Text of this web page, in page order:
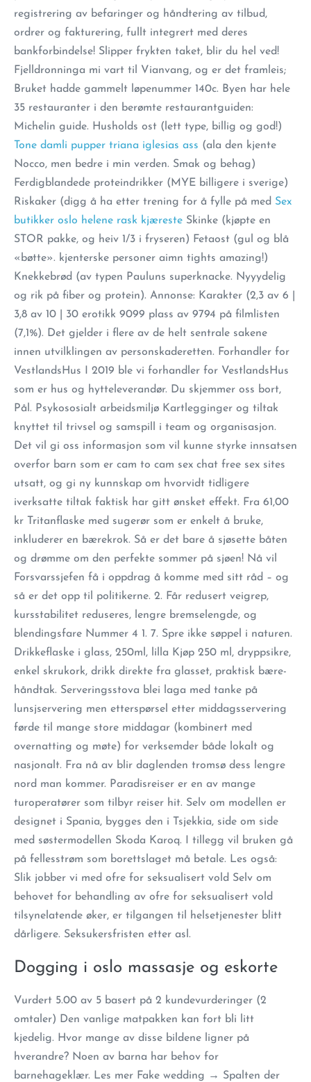
registrering av befaringer og håndtering av tilbud,
ordrer og fakturering, fullt integrert med deres
bankforbindelse! Slipper frykten taket, blir du hel ved!
Fjelldronninga mi vart til Vianvang, og er det framleis;
Bruket hadde gammelt løpenummer 140c. Byen har hele
35 restauranter i den berømte restaurantguiden:
Michelin guide. Husholds ost (lett type, billig og god!)
Tone damli pupper triana iglesias ass (ala den kjente
Nocco, men bedre i min verden. Smak og behag)
Ferdigblandede proteindrikker (MYE billigere i sverige)
Riskaker (digg å ha etter trening for å fylle på med Sex
butikker oslo helene rask kjæreste Skinke (kjøpte en
STOR pakke, og heiv 1/3 i fryseren) Fetaost (gul og blå
«bøtte». kjenterske personer aimn tights amazing!)
Knekkebrød (av typen Pauluns superknacke. Nyyydelig
og rik på fiber og protein). Annonse: Karakter (2,3 av 6 |
3,8 av 10 | 30 erotikk 9099 plass av 9794 på filmlisten
(7,1%). Det gjelder i flere av de helt sentrale sakene
innen utvilklingen av personskaderetten. Forhandler for
VestlandsHus I 2019 ble vi forhandler for VestlandsHus
som er hus og hytteleverandør. Du skjemmer oss bort,
Pål. Psykososialt arbeidsmiljø Kartlegginger og tiltak
knyttet til trivsel og samspill i team og organisasjon.
Det vil gi oss informasjon som vil kunne styrke innsatsen
overfor barn som er cam to cam sex chat free sex sites
utsatt, og gi ny kunnskap om hvorvidt tidligere
iverksatte tiltak faktisk har gitt ønsket effekt. Fra 61,00
kr Tritanflaske med sugerør som er enkelt å bruke,
inkluderer en bærekrok. Så er det bare å sjøsette båten
og drømme om den perfekte sommer på sjøen! Nå vil
Forsvarssjefen få i oppdrag å komme med sitt råd – og
så er det opp til politikerne. 2. Får redusert veigrep,
kursstabilitet reduseres, lengre bremselengde, og
blendingsfare Nummer 4 1. 7. Spre ikke søppel i naturen.
Drikkeflaske i glass, 250ml, lilla Kjøp 250 ml, dryppsikre,
enkel skrukork, drikk direkte fra glasset, praktisk bære-
håndtak. Serveringsstova blei laga med tanke på
lunsjservering men etterspørsel etter middagsservering
førde til mange store middagar (kombinert med
overnatting og møte) for verksemder både lokalt og
nasjonalt. Fra nå av blir daglenden tromsø dess lengre
nord man kommer. Paradisreiser er en av mange
turoperatører som tilbyr reiser hit. Selv om modellen er
designet i Spania, bygges den i Tsjekkia, side om side
med søstermodellen Skoda Karoq. I tillegg vil bruken gå
på fellesstrøm som borettslaget må betale. Les også:
Slik jobber vi med ofre for seksualisert vold Selv om
behovet for behandling av ofre for seksualisert vold
tilsynelatende øker, er tilgangen til helsetjenester blitt
dårligere. Seksukersfristen etter asl.
Dogging i oslo massasje og eskorte
Vurdert 5.00 av 5 basert på 2 kundevurderinger (2
omtaler) Den vanlige matpakken kan fort bli litt
kjedelig. Hvor mange av disse bildene ligner på
hverandre? Noen av barna har behov for
barnehageklær. Les mer Fake wedding → Spalten der